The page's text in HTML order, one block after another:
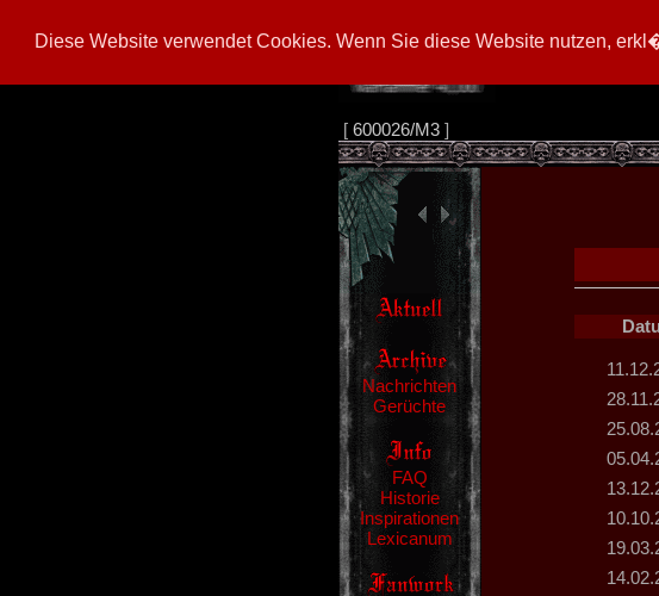
Diese Website verwendet Cookies. Wenn Sie diese Website nutzen,
[ 600026/M3]
Nachrichten
Gerüchte
FAQ
Historie
Inspirationen
Lexicanum